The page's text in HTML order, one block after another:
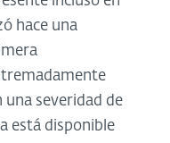
hace una
una severidad de
está disponible